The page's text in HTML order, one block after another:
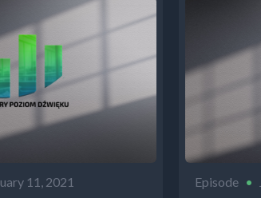
11, 2021 Episode •